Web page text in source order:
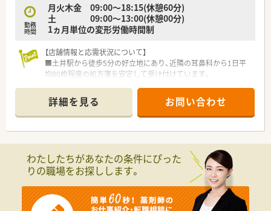
■外部医療機関と提携したがん専門薬剤師研修など、高度なスキ
ル習得の機会が豊富にあります。
■会社の利益は社員に還元する方針があり、頑張りが給与や待遇
勤務
時間
月火木金 09:00～18:15(休憩60分)
土 09:00～13:00(休憩00分)
1ヵ月単位の変形労働時間制
【店舗情報と応需状況について】
■土井駅から徒歩5分の好立地にあり、近隣の耳鼻科から1日平
均80枚程度の処方箋を安定して受け付けています。
インの処方箋応需割合が非常に高いのが特徴です。
■土井駅周辺は商業施設も多く便利な環境で、耳鼻科ドクターと
の連携もスムーズなため業務に集中できる店舗です。
■店舗のさらなる体制強化と既存スタッフの異動に伴い、管理薬
剤師と勤務薬剤師を同時に急募しております。
■20代から30代前半の若手薬剤師が中心となって活躍してお
り、特に学歴や意欲を重視した採用を行っています。
■耳鼻科の処方経験がある方はもちろん、地域医療に貢献したい
という強い熱意をお持ちの方を求めています。
詳細を見る お問い合わせ
わたしたちがあなたの条件にぴった
りの職場をお探しします。